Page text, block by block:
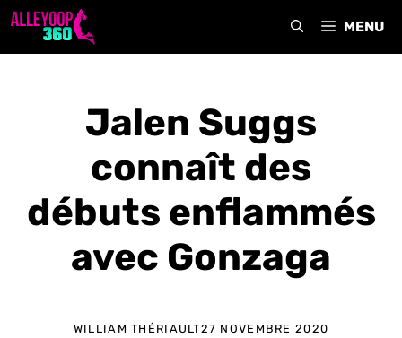
Aller
MENU
Jalen Suggs
connaît des
débuts enflammés
avec Gonzaga
WILLIAM THÉRIAULT27 NOVEMBRE 2020